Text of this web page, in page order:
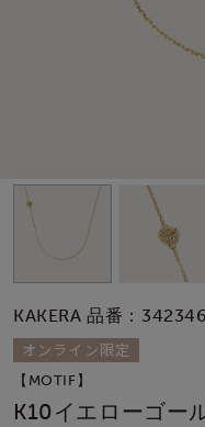
モチーフ
石の色
ファッションテイス
ト
KAKERA 品番：
オンライン限定
【MOTIF】
K10イエローゴー